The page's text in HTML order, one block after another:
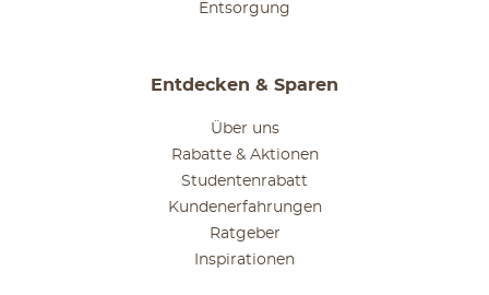
Entsorgung
Entdecken & Sparen
Über uns
Rabatte & Aktionen
Studentenrabatt
Kundenerfahrungen
Ratgeber
Inspirationen